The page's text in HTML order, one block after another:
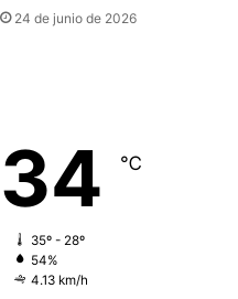
24 de junio de 2026
34 ℃
35º - 28º
54%
4.13 km/h